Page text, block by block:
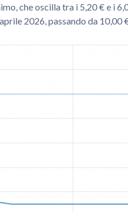
che oscilla tra i 5,20 € e i
2026, passando da 10,00